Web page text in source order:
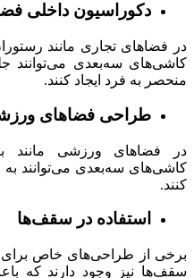
دکوراسیون داخلی
در فضاهای تجاری مانند
کاشی‌های سه‌بعدی می‌توانند
منحصر به فرد ایجاد کنند.
طراحی فضاهای
در فضاهای ورزشی مانند
کاشی‌های سه‌بعدی می‌توانند
کنند.
استفاده در سقف‌ها
برخی از طراحی‌های خاص برای
سقف‌ها نیز وجود دارند که